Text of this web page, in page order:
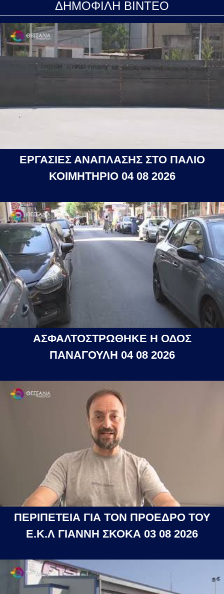
ΔΗΜΟΦΙΛΗ ΒΙΝΤΕΟ
ΕΡΓΑΣΙΕΣ ΑΝΑΠΛΑΣΗΣ ΣΤΟ ΠΑΛΙΟ
ΚΟΙΜΗΤΗΡΙΟ 04 08 2026
ΑΣΦΑΛΤΟΣΤΡΩΘΗΚΕ Η ΟΔΟΣ
ΠΑΝΑΓΟΥΛΗ 04 08 2026
ΠΕΡΙΠΕΤΕΙΑ ΓΙΑ ΤΟΝ ΠΡΟΕΔΡΟ ΤΟΥ
Ε.Κ.Λ ΓΙΑΝΝΗ ΣΚΟΚΑ 03 08 2026